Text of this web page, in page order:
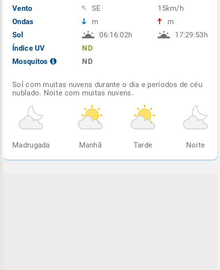
Vento
Ondas
Sol
Índice UV
Mosquitos
SE
m
06:16:02h
ND
ND
15km/h
m
17:29:53h
Sol com muitas nuvens durante o dia e períodos de céu
nublado. Noite com muitas nuvens.
Madrugada Manhã Tarde Noite